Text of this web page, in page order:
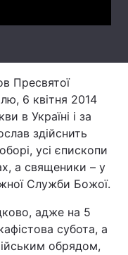
Пресвятої
6 квітня 2014
в Україні і за
здійснить
усі єпископи
а священики – у
Служби Божої.
адже на 5
субота, а
обрядом,